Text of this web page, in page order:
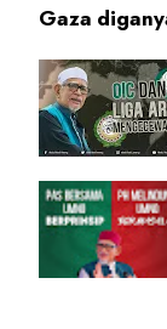
Gaza